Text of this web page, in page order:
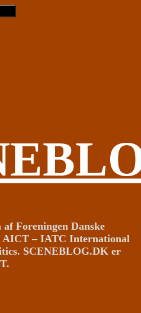
Foreningen Danske
AICT – IATC International
SCENEBLOG.DK er